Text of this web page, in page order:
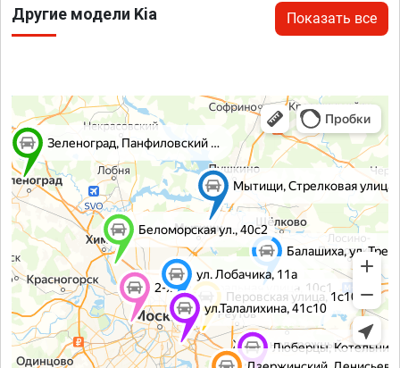
Другие модели Kia Показать все